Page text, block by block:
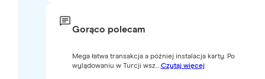
Gorąco polecam
Mega łatwa transakcja a później instalacja karty. Po
wylądowaniu w Turcji wsz... Czytaj więcej